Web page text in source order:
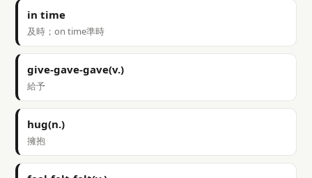
in time
及時；on time準時
give-gave-gave(v.)
給予
hug(n.)
擁抱